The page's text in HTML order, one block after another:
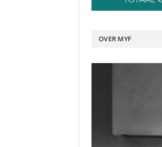
OVER MYF